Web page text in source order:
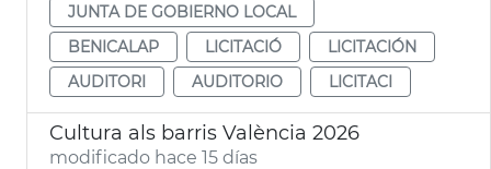
JUNTA DE GOBIERNO LOCAL
BENICALAP
LICITACIÓ
LICITACIÓN
AUDITORI
AUDITORIO LICITACI
Cultura als barris València 2026
modificado hace 15 días